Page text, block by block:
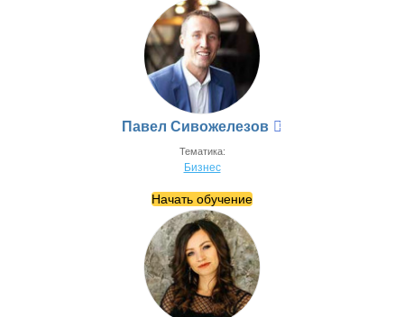
Павел Сивожелезов
Тематика:
Бизнес
Начать обучение